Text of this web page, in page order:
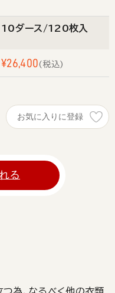
10ダース/120枚入
¥26,400 税込
お気に入りに登録
る